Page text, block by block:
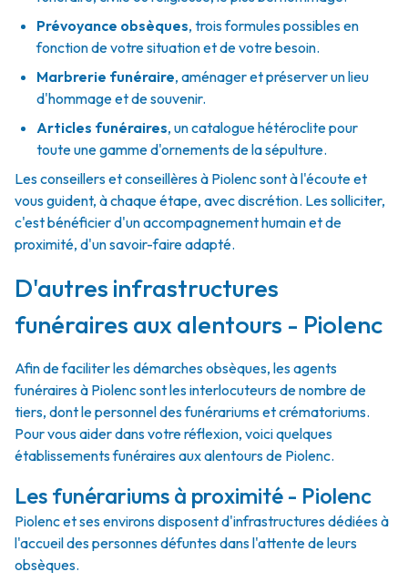
Prévoyance obsèques, trois formules possibles en
fonction de votre situation et de votre besoin.
Marbrerie funéraire, aménager et préserver un lieu
d'hommage et de souvenir.
Articles funéraires, un catalogue hétéroclite pour
toute une gamme d'ornements de la sépulture.
Les conseillers et conseillères à Piolenc sont à l'écoute et
vous guident, à chaque étape, avec discrétion. Les solliciter,
c'est bénéficier d'un accompagnement humain et de
proximité, d'un savoir-faire adapté.
D'autres infrastructures
funéraires aux alentours - Piolenc
Afin de faciliter les démarches obsèques, les agents
funéraires à Piolenc sont les interlocuteurs de nombre de
tiers, dont le personnel des funérariums et crématoriums.
Pour vous aider dans votre réflexion, voici quelques
établissements funéraires aux alentours de Piolenc.
Les funérariums à proximité - Piolenc
Piolenc et ses environs disposent d'infrastructures dédiées à
l'accueil des personnes défuntes dans l'attente de leurs
obsèques.